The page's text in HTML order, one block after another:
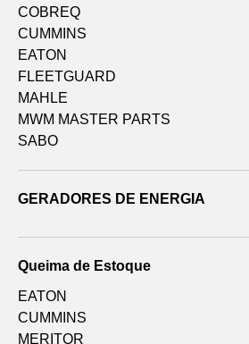
COBREQ
CUMMINS
EATON
FLEETGUARD
MAHLE
MWM MASTER PARTS
SABO
GERADORES DE ENERGIA
Queima de Estoque
EATON
CUMMINS
MERITOR